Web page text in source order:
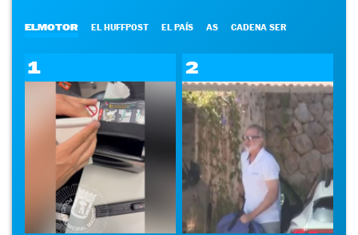
ELMOTOR EL HUFFPOST EL PAÍS AS CADENA SER
1 2